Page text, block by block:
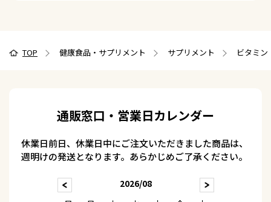
TOP 健康食品・サプリメント サプリメント ビタミ
通販窓口・営業日カレンダー
休業日前日、休業日中にご注文いただきました商品は、
週明けの発送となります。あらかじめご了承ください。
2026/08